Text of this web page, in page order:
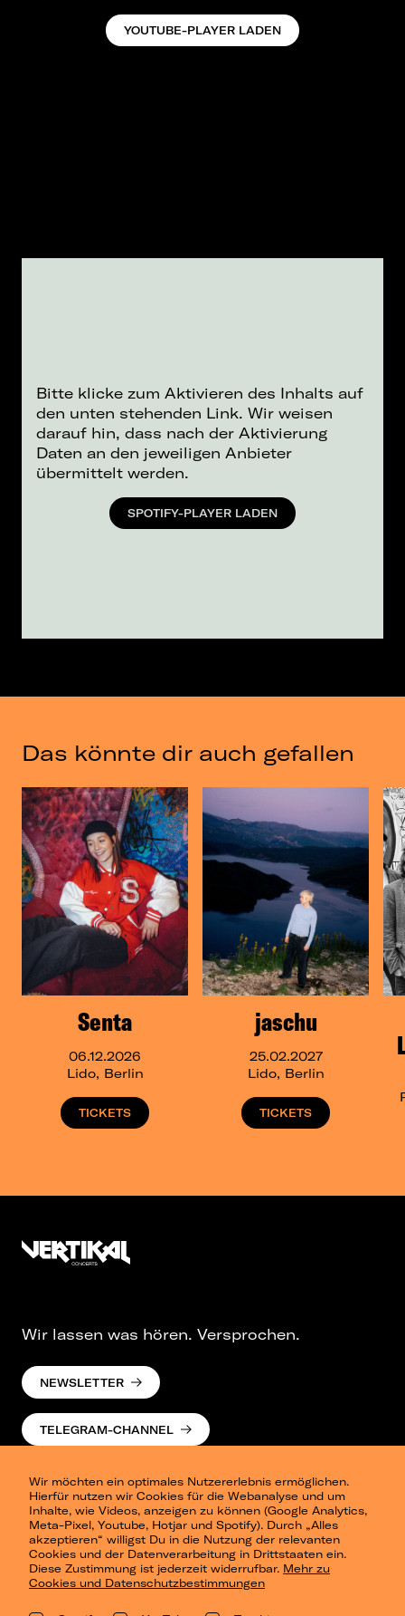
YOUTUBE-PLAYER LADEN
Bitte klicke zum Aktivieren des Inhalts auf
den unten stehenden Link. Wir weisen
darauf hin, dass nach der Aktivierung
Daten an den jeweiligen Anbieter
übermittelt werden.
SPOTIFY-PLAYER LADEN
Das könnte dir auch gefallen
Senta
06.12.2026
Lido, Berlin
TICKETS
jaschu
25.02.2027
Lido, Berlin
TICKETS
Wir möchten ein optimales Nutzererlebnis ermöglichen.
Hierfür nutzen wir Cookies für die Webanalyse und um
Inhalte, wie Videos, anzeigen zu können (Google Analytics,
Meta-Pixel, Youtube, Hotjar und Spotify). Durch „Alles
akzeptieren“ willigst Du in die Nutzung der relevanten
Cookies und der Datenverarbeitung in Drittstaaten ein.
Diese Zustimmung ist jederzeit widerrufbar. Mehr zu
Cookies und Datenschutzbestimmungen
Wir lassen was hören. Versprochen.
NEWSLETTER
TELEGRAM-CHANNEL
Presse
Berlin
Dresden
Leipzig